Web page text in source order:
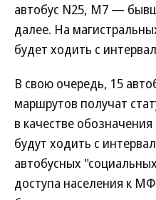
автобус N25, М7 —
далее. На
будет ходить с
В свою очередь, 15
маршрутов получат
в качестве
будут ходить с
автобусных
доступа населения к